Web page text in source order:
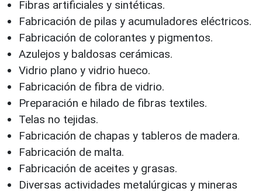
Fibras artificiales y sintéticas.
Fabricación de pilas y acumuladores eléctricos.
Fabricación de colorantes y pigmentos.
Azulejos y baldosas cerámicas.
Vidrio plano y vidrio hueco.
Fabricación de fibra de vidrio.
Preparación e hilado de fibras textiles.
Telas no tejidas.
Fabricación de chapas y tableros de madera.
Fabricación de malta.
Fabricación de aceites y grasas.
Diversas actividades metalúrgicas y mineras